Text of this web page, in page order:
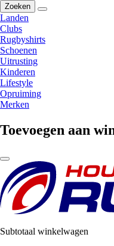
Zoeken
Landen
Clubs
Rugbyshirts
Schoenen
Uitrusting
Kinderen
Lifestyle
Opruiming
Merken
Toevoegen aan
Subtotaal winkelwagen